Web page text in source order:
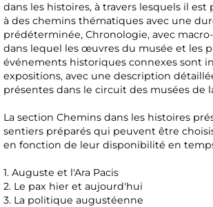
dans les histoires, à travers lesquels il est
à des chemins thématiques avec une
prédéterminée, Chronologie, avec
dans lequel les œuvres du musée et les
événements historiques connexes sont
expositions, avec une description
présentes dans le circuit des musées de
La section Chemins dans les histoires
sentiers préparés qui peuvent être
en fonction de leur disponibilité en
1. Auguste et l'Ara Pacis
2. Le pax hier et aujourd'hui
3. La politique augustéenne